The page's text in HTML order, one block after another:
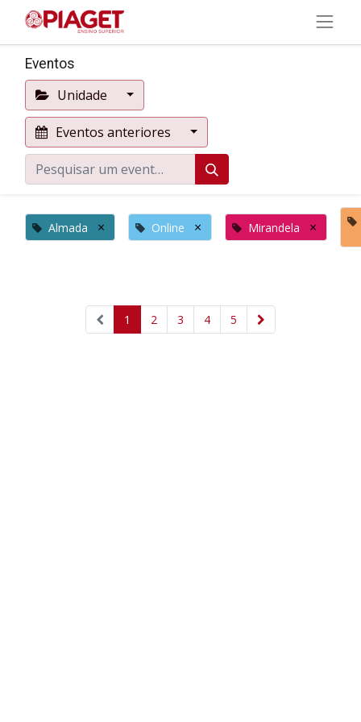
Eventos
Unidade
Eventos anteriores
Almada × Online × Mirandela ×
1 2 3 4 5